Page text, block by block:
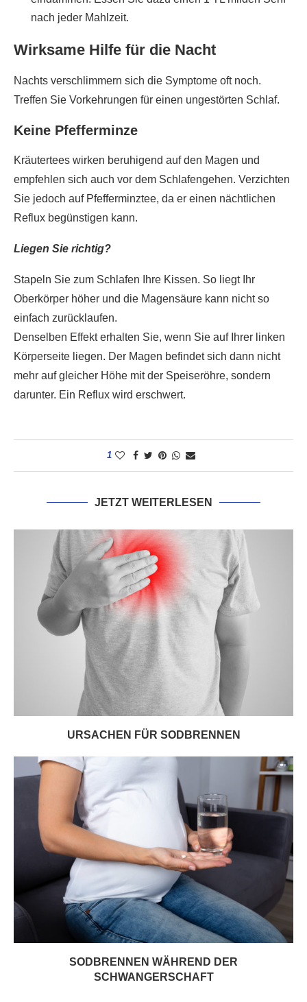
nach jeder Mahlzeit.
Wirksame Hilfe für die Nacht
Nachts verschlimmern sich die Symptome oft noch.
Treffen Sie Vorkehrungen für einen ungestörten Schlaf.
Keine Pfefferminze
Kräutertees wirken beruhigend auf den Magen und
empfehlen sich auch vor dem Schlafengehen. Verzichten
Sie jedoch auf Pfefferminztee, da er einen nächtlichen
Reflux begünstigen kann.
Liegen Sie richtig?
Stapeln Sie zum Schlafen Ihre Kissen. So liegt Ihr
Oberkörper höher und die Magensäure kann nicht so
einfach zurücklaufen.
Denselben Effekt erhalten Sie, wenn Sie auf Ihrer linken
Körperseite liegen. Der Magen befindet sich dann nicht
mehr auf gleicher Höhe mit der Speiseröhre, sondern
darunter. Ein Reflux wird erschwert.
1
JETZT WEITERLESEN
URSACHEN FÜR SODBRENNEN
SODBRENNEN WÄHREND DER
SCHWANGERSCHAFT